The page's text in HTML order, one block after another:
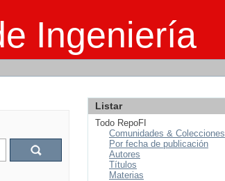
Ingeniería
Listar
Todo RepoFI
Comunidades & Colecciones
Por fecha de publicación
Autores
Títulos
Materias